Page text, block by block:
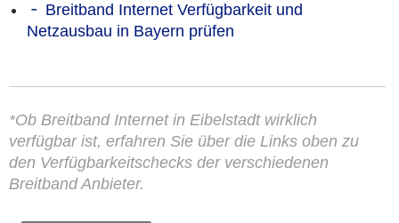
Breitband Internet Verfügbarkeit und
Netzausbau in Bayern prüfen
*Ob Breitband Internet in Eibelstadt wirklich
verfügbar ist, erfahren Sie über die Links oben zu
den Verfügbarkeitschecks der verschiedenen
Breitband Anbieter.